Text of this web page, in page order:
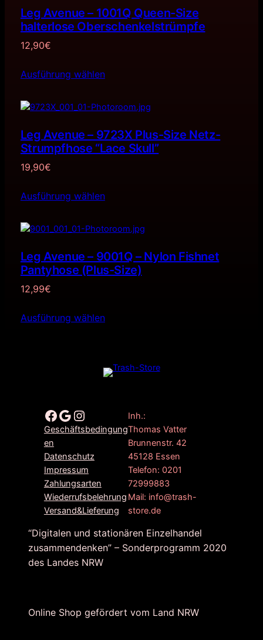
Leg Avenue – 1001Q Queen-Size
halterlose Oberschenkelstrümpfe
12,90€
Ausführung wählen
Leg Avenue – 9723X Plus-Size Netz-
Strumpfhose “Lace Skull”
19,90€
Ausführung wählen
Leg Avenue – 9001Q – Nylon Fishnet
Pantyhose (Plus-Size)
12,99€
Ausführung wählen
Facebook Google Instagram
Geschäftsbedingung
en
Datenschutz
Impressum
Zahlungsarten
Wiederrufsbelehrung
Versand&Lieferung
Inh.:
Thomas Vatter
Brunnenstr. 42
45128 Essen
Telefon: 0201
72999883
Mail: info@trash-
store.de
“Digitalen und stationären Einzelhandel
zusammendenken” – Sonderprogramm 2020
des Landes NRW
Online Shop gefördert vom Land NRW